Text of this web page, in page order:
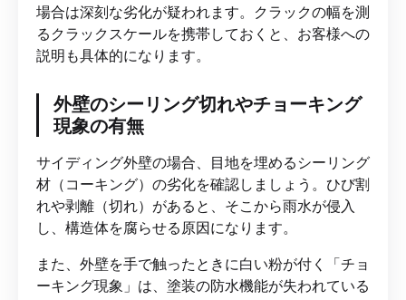
場合は深刻な劣化が疑われます。クラックの幅を測
るクラックスケールを携帯しておくと、お客様への
説明も具体的になります。
外壁のシーリング切れやチョーキング
現象の有無
サイディング外壁の場合、目地を埋めるシーリング
材（コーキング）の劣化を確認しましょう。ひび割
れや剥離（切れ）があると、そこから雨水が侵入
し、構造体を腐らせる原因になります。
また、外壁を手で触ったときに白い粉が付く「チョ
ーキング現象」は、塗装の防水機能が失われている